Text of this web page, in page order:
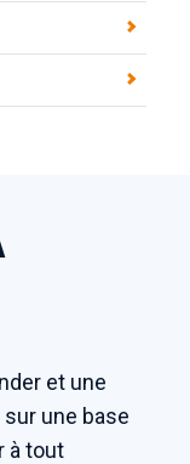
et une
une base
à tout